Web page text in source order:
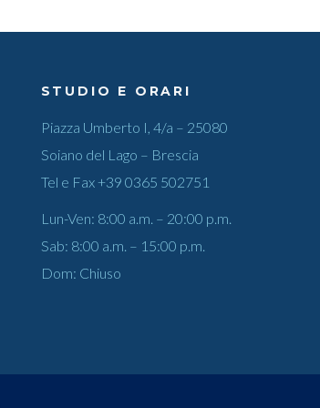
STUDIO E ORARI
Piazza Umberto I, 4/a – 25080
Soiano del Lago – Brescia
Tel e Fax+39 0365 502751
Lun-Ven: 8:00 a.m. – 20:00 p.m.
Sab: 8:00 a.m. – 15:00 p.m.
Dom: Chiuso